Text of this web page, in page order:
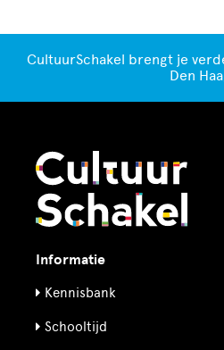
CultuurSchakel brengt je
Den
Informatie
Kennisbank
Schooltijd